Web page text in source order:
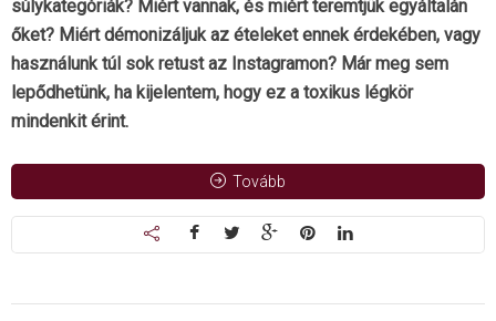
súlykategóriák? Miért vannak, és miért teremtjük egyáltalán
őket? Miért démonizáljuk az ételeket ennek érdekében, vagy
használunk túl sok retust az Instagramon? Már meg sem
lepődhetünk, ha kijelentem, hogy ez a toxikus légkör
mindenkit érint.
Tovább